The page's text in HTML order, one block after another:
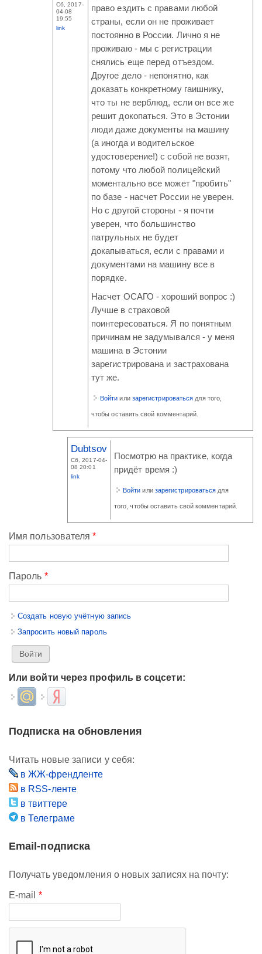
Сб, 2017-
04-08
19:55
link
право ездить с правами любой
страны, если он не проживает
постоянно в России. Лично я не
проживаю - мы с регистрации
снялись еще перед отъездом.
Другое дело - непонятно, как
доказать конкретному гаишнику,
что ты не верблюд, если он все же
решит докопаться. Это в Эстонии
люди даже документы на машину
(а иногда и водительское
удостоверение!) с собой не возят,
потому что любой полицейский
моментально все может "пробить"
по базе - насчет России не уверен.
Но с другой стороны - я почти
уверен, что большинство
патрульных не будет
докапываться, если с правами и
документами на машину все в
порядке.
Насчет ОСАГО - хороший вопрос :)
Лучше в страховой
поинтересоваться. Я по понятным
причинам не задумывался - у меня
машина в Эстонии
зарегистрирована и застрахована
тут же.
Войти или зарегистрироваться для того,
чтобы оставить свой комментарий.
Dubtsov
Сб, 2017-04-
08 20:01
link
Посмотрю на практике, когда
придёт время :)
Войти или зарегистрироваться для
того, чтобы оставить свой комментарий.
Имя пользователя*
Пароль *
Создать новую учётную запись
Запросить новый пароль
Или войти через профиль в соцсети:
Login with Mail.ruLogin with Яндекс
Подписка на обновления
Читать новые записи у себя:
в ЖЖ-френдленте
в RSS-ленте
в твиттере
в Телеграме
Email-подписка
Получать уведомления о новых записях на почту:
E-mail *